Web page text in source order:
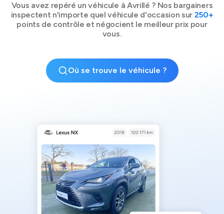
Vous avez repéré un véhicule à Avrillé ? Nos bargainers
inspectent n'importe quel véhicule d'occasion sur 250+
points de contrôle et négocient le meilleur prix pour
vous.
Où se trouve le véhicule ?